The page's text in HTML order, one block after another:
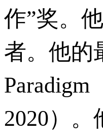
作”奖。
者。他的
2020）